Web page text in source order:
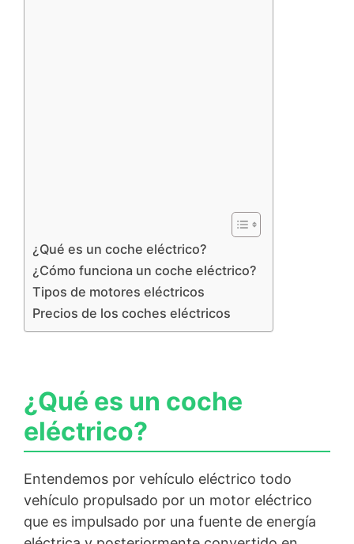
¿Qué es un coche eléctrico?
¿Cómo funciona un coche eléctrico?
Tipos de motores eléctricos
Precios de los coches eléctricos
¿Qué es un coche
eléctrico?
Entendemos por vehículo eléctrico todo
vehículo propulsado por un motor eléctrico
que es impulsado por una fuente de energía